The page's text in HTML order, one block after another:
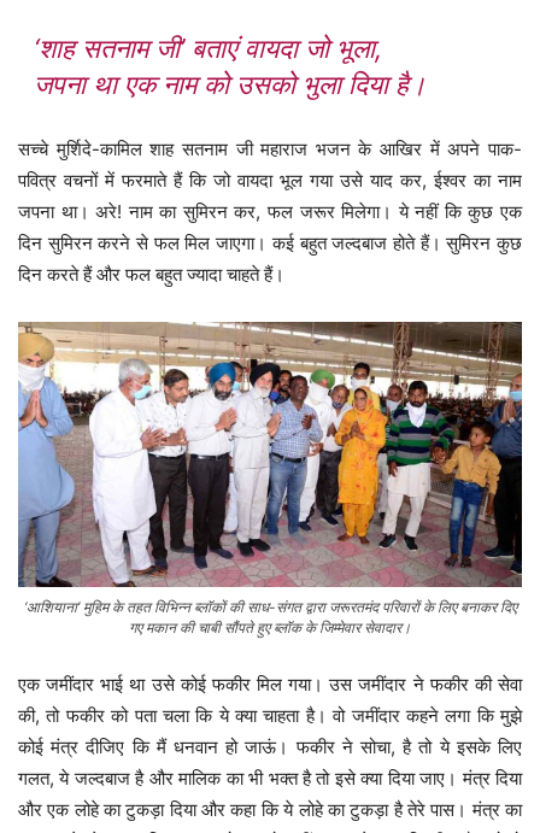
‘शाह सतनाम जी’ बताएं वायदा जो भूला,
जपना था एक नाम को उसको भुला दिया है।
सच्चे मुर्शिदे-कामिल शाह सतनाम जी महाराज भजन के आखिर में अपने पाक-
पवित्र वचनों में फरमाते हैं कि जो वायदा भूल गया उसे याद कर, ईश्वर का नाम
जपना था। अरे! नाम का सुमिरन कर, फल जरूर मिलेगा। ये नहीं कि कुछ एक
दिन सुमिरन करने से फल मिल जाएगा। कई बहुत जल्दबाज होते हैं। सुमिरन कुछ
दिन करते हैं और फल बहुत ज्यादा चाहते हैं।
‘आशियाना’ मुहिम के तहत विभिन्न ब्लॉकों की साध-संगत द्वारा जरूरतमंद परिवारों के लिए बनाकर दिए
गए मकान की चाबी सौंपते हुए ब्लॉक के जिम्मेवार सेवादार।
एक जमींदार भाई था उसे कोई फकीर मिल गया। उस जमींदार ने फकीर की सेवा
की, तो फकीर को पता चला कि ये क्या चाहता है। वो जमींदार कहने लगा कि मुझे
कोई मंत्र दीजिए कि मैं धनवान हो जाऊं। फकीर ने सोचा, है तो ये इसके लिए
गलत, ये जल्दबाज है और मालिक का भी भक्त है तो इसे क्या दिया जाए। मंत्र दिया
और एक लोहे का टुकड़ा दिया और कहा कि ये लोहे का टुकड़ा है तेरे पास। मंत्र का